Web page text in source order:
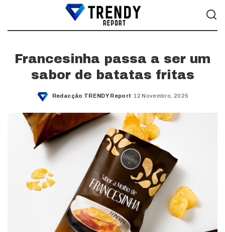
Francesinha passa a ser um
sabor de batatas fritas
Posted
Redacção TRENDY Report 12 Novembro, 2025